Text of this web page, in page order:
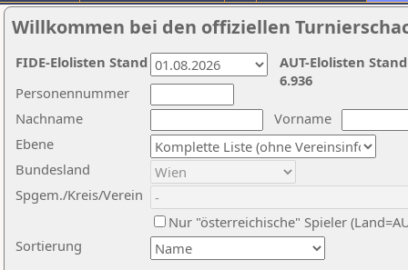
Willkommen bei den offiziellen
Nachname
Vorname
Ebene
Sortierung
Personennummer
Bundesland
Spgem./Kreis/Verein
Nur "österreichische" Spieler
AUT-Elolisten
6.936
FIDE-Elolisten Stand